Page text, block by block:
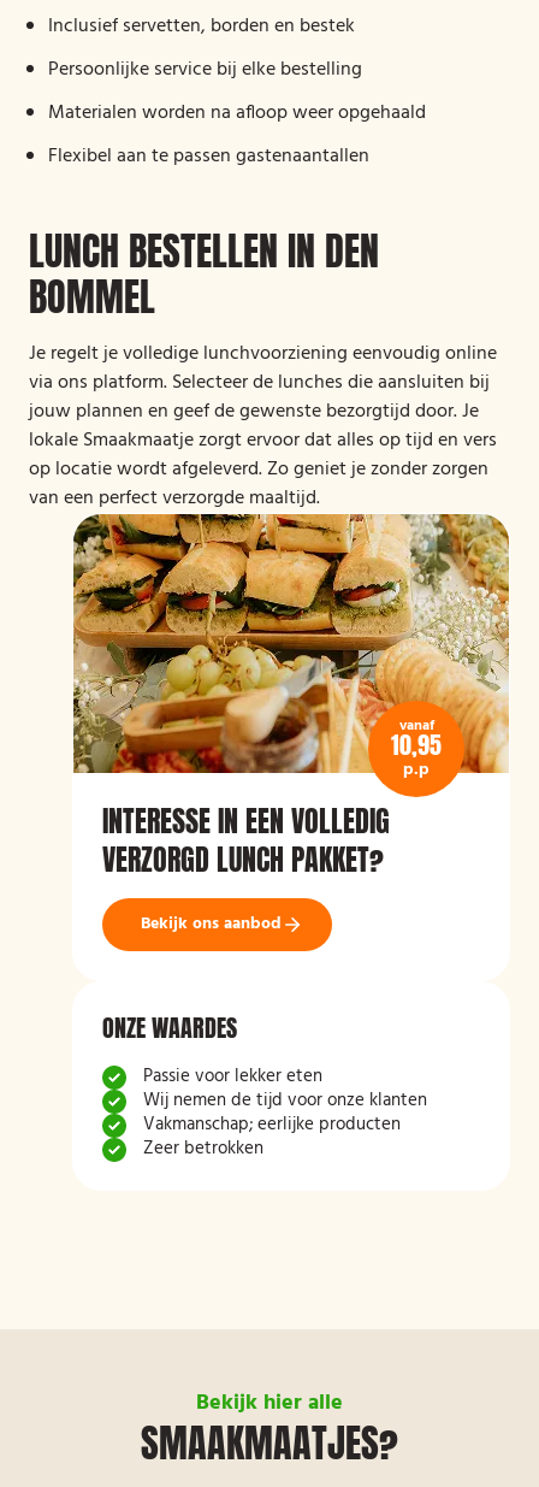
Inclusief servetten, borden en bestek
Persoonlijke service bij elke bestelling
Materialen worden na afloop weer opgehaald
Flexibel aan te passen gastenaantallen
LUNCH BESTELLEN IN DEN
BOMMEL
Je regelt je volledige lunchvoorziening eenvoudig online
via ons platform. Selecteer de lunches die aansluiten bij
jouw plannen en geef de gewenste bezorgtijd door. Je
lokale Smaakmaatje zorgt ervoor dat alles op tijd en vers
op locatie wordt afgeleverd. Zo geniet je zonder zorgen
van een perfect verzorgde maaltijd.
vanaf
10,95
p.p
INTERESSE IN EEN VOLLEDIG
VERZORGD LUNCH PAKKET?
Bekijk ons aanbod
ONZE WAARDES
Passie voor lekker eten
Wij nemen de tijd voor onze klanten
Vakmanschap; eerlijke producten
Zeer betrokken
Bekijk hier alle
SMAAKMAATJES?